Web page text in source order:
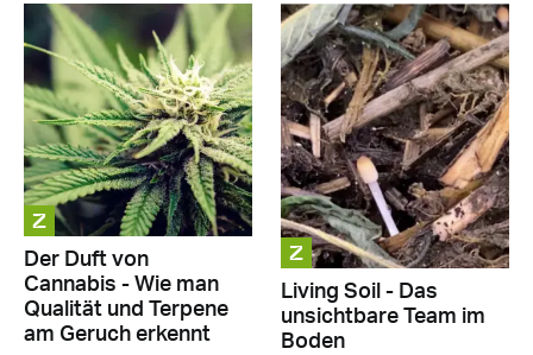
Polish
Z
Der Duft von
Cannabis - Wie man
Qualität und Terpene
am Geruch erkennt
Z
Living Soil - Das
unsichtbare Team im
Boden